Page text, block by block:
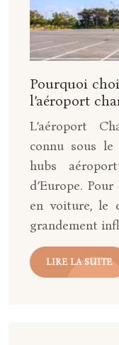
Pourquoi
l’aéroport
L’aéroport
connu sous le
hubs
d’Europe.
en voiture, le
grandement
LIRE LA SUITE